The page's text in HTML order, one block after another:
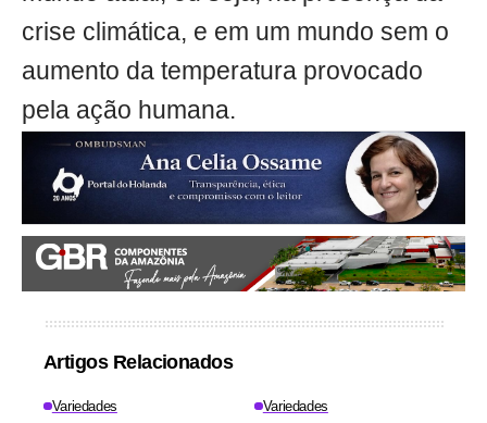
crise climática, e em um mundo sem o
aumento da temperatura provocado
pela ação humana.
Artigos Relacionados
Variedades Variedades